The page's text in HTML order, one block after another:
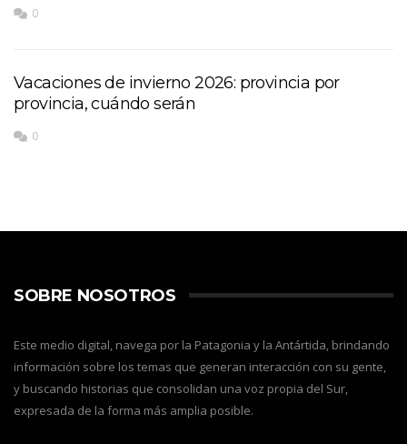
0
Vacaciones de invierno 2026: provincia por
provincia, cuándo serán
0
SOBRE NOSOTROS
Este medio digital, navega por la Patagonia y la Antártida, brindando
información sobre los temas que generan interacción con su gente,
y buscando historias que consolidan una voz propia del Sur,
expresada de la forma más amplia posible.